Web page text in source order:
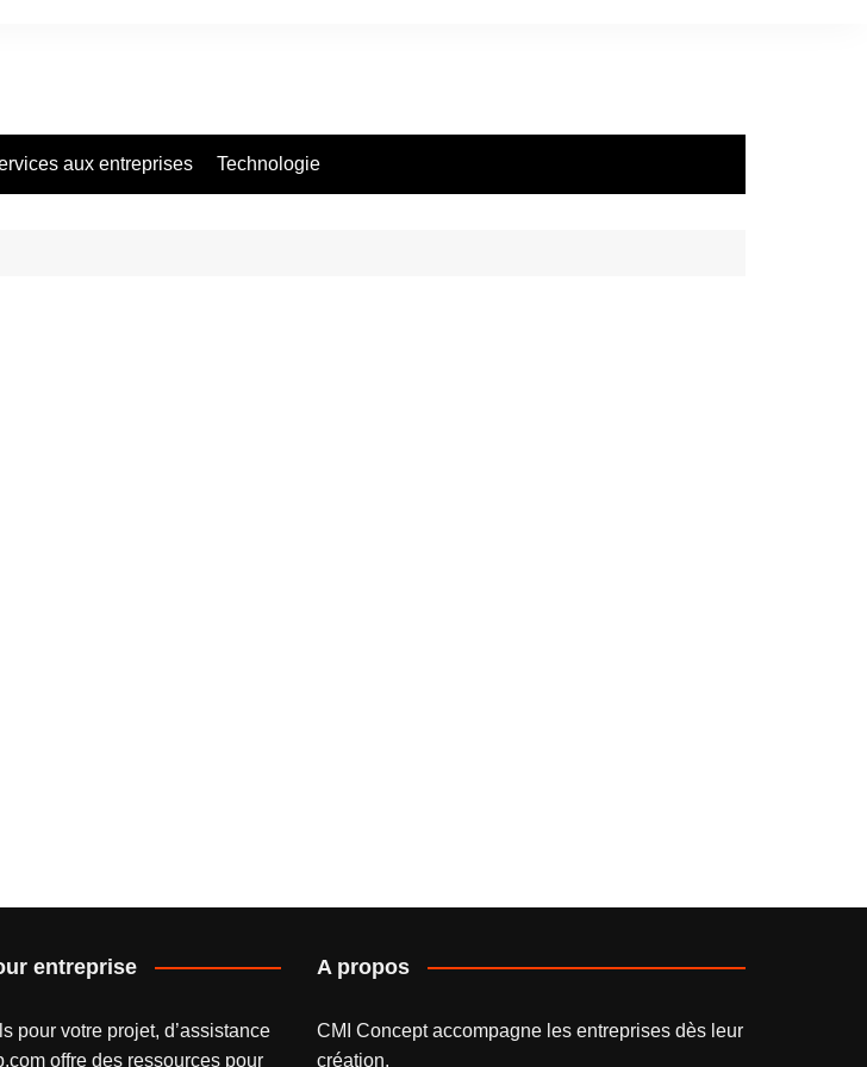
aux entreprises Technologie
entreprise
pour votre projet, d’assistance
offre des ressources pour
A propos
CMI Concept accompagne les entreprises dès leur
création.